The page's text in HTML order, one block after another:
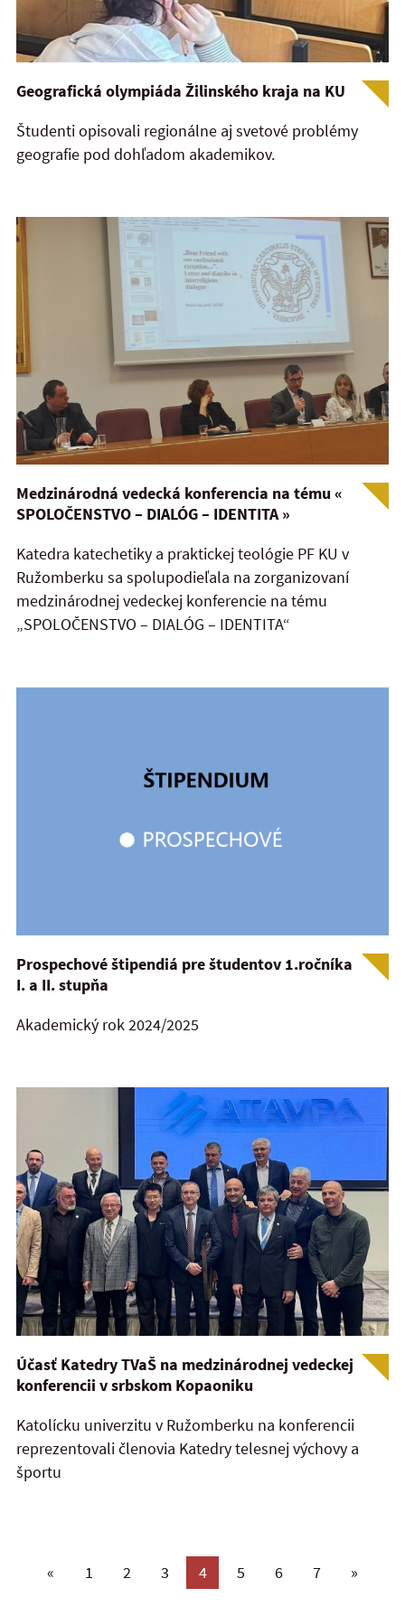
Geografická olympiáda Žilinského kraja na KU
Študenti opisovali regionálne aj svetové problémy
geografie pod dohľadom akademikov.
Medzinárodná vedecká konferencia na tému «
SPOLOČENSTVO – DIALÓG – IDENTITA »
Katedra katechetiky a praktickej teológie PF KU v
Ružomberku sa spolupodieľala na zorganizovaní
medzinárodnej vedeckej konferencie na tému
„SPOLOČENSTVO – DIALÓG – IDENTITA“
Prospechové štipendiá pre študentov 1.ročníka
I. a II. stupňa
Akademický rok 2024/2025
Účasť Katedry TVaŠ na medzinárodnej vedeckej
konferencii v srbskom Kopaoniku
Katolícku univerzitu v Ružomberku na konferencii
reprezentovali členovia Katedry telesnej výchovy a
športu
« »
1 2 3 4 5 6 7